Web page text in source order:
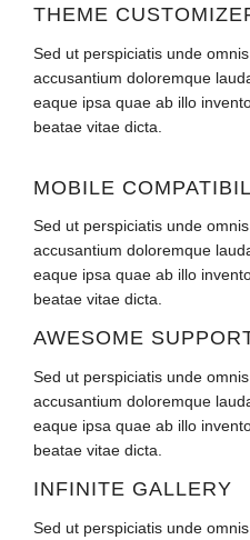
THEME
Sed ut perspiciatis unde
accusantium doloremque
eaque ipsa quae ab illo
beatae vitae dicta.
MOBILE
Sed ut perspiciatis unde
accusantium doloremque
eaque ipsa quae ab illo
beatae vitae dicta.
AWESOME
Sed ut perspiciatis unde
accusantium doloremque
eaque ipsa quae ab illo
beatae vitae dicta.
INFINITE GALLERY
Sed ut perspiciatis unde